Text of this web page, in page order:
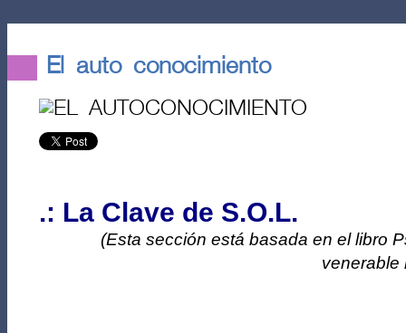
El auto conocimiento
.: La Clave de S.O.L.
(Esta sección está basada en el libro
venerable